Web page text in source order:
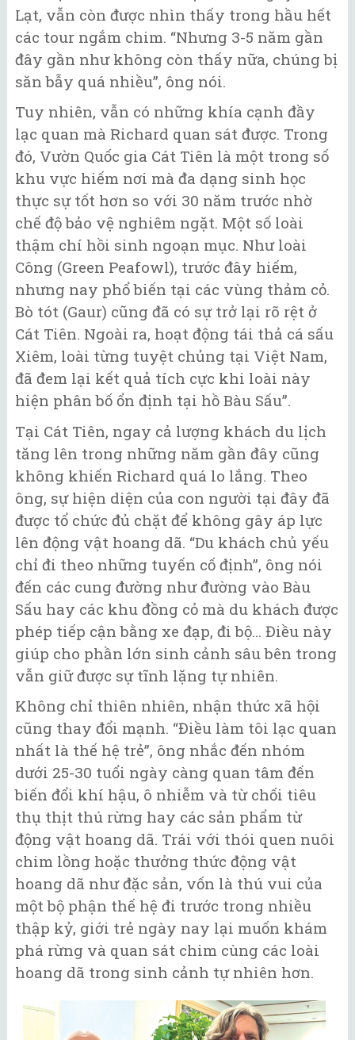
Lạt, vẫn còn được nhìn thấy trong hầu hết
các tour ngắm chim. “Nhưng 3-5 năm gần
đây gần như không còn thấy nữa, chúng bị
săn bẫy quá nhiều”, ông nói.
Tuy nhiên, vẫn có những khía cạnh đầy
lạc quan mà Richard quan sát được. Trong
đó, Vườn Quốc gia Cát Tiên là một trong số
khu vực hiếm nơi mà đa dạng sinh học
thực sự tốt hơn so với 30 năm trước nhờ
chế độ bảo vệ nghiêm ngặt. Một số loài
thậm chí hồi sinh ngoạn mục. Như loài
Công (Green Peafowl), trước đây hiếm,
nhưng nay phổ biến tại các vùng thảm cỏ.
Bò tót (Gaur) cũng đã có sự trở lại rõ rệt ở
Cát Tiên. Ngoài ra, hoạt động tái thả cá sấu
Xiêm, loài từng tuyệt chủng tại Việt Nam,
đã đem lại kết quả tích cực khi loài này
hiện phân bố ổn định tại hồ Bàu Sấu”.
Tại Cát Tiên, ngay cả lượng khách du lịch
tăng lên trong những năm gần đây cũng
không khiến Richard quá lo lắng. Theo
ông, sự hiện diện của con người tại đây đã
được tổ chức đủ chặt để không gây áp lực
lên động vật hoang dã. “Du khách chủ yếu
chỉ đi theo những tuyến cố định”, ông nói
đến các cung đường như đường vào Bàu
Sấu hay các khu đồng cỏ mà du khách được
phép tiếp cận bằng xe đạp, đi bộ... Điều này
giúp cho phần lớn sinh cảnh sâu bên trong
vẫn giữ được sự tĩnh lặng tự nhiên.
Không chỉ thiên nhiên, nhận thức xã hội
cũng thay đổi mạnh. “Điều làm tôi lạc quan
nhất là thế hệ trẻ”, ông nhắc đến nhóm
dưới 25-30 tuổi ngày càng quan tâm đến
biến đổi khí hậu, ô nhiễm và từ chối tiêu
thụ thịt thú rừng hay các sản phẩm từ
động vật hoang dã. Trái với thói quen nuôi
chim lồng hoặc thưởng thức động vật
hoang dã như đặc sản, vốn là thú vui của
một bộ phận thế hệ đi trước trong nhiều
thập kỷ, giới trẻ ngày nay lại muốn khám
phá rừng và quan sát chim cùng các loài
hoang dã trong sinh cảnh tự nhiên hơn.